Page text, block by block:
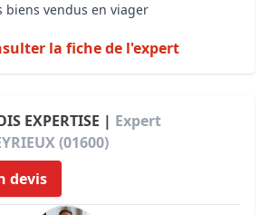
biens vendus en viager
la fiche de l'expert
EXPERTISE | Expert
(01600)
devis